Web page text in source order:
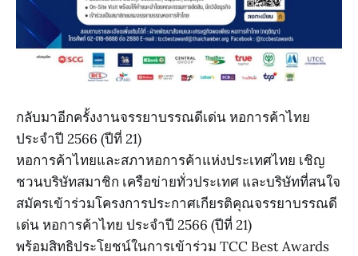
กลับมาอีกครั้งงานจรรยาบรรณดีเด่น หอการค้าไทย
ประจำปี 2566 (ปีที่ 21)
หอการค้าไทยและสภาหอการค้าแห่งประเทศไทย เชิญ
ชวนบริษัทสมาชิก เครือข่ายทั่วประเทศ และบริษัทที่สนใจ
สมัครเข้าร่วมโครงการประกาศเกียรติคุณจรรยาบรรณดี
เด่น หอการค้าไทย ประจำปี 2566 (ปีที่ 21)
พร้อมสิทธิประโยชน์ในการเข้าร่วม TCC Best Awards